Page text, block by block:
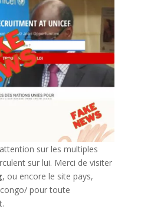
sur les multiples
sur lui. Merci de visiter
, ou encore le site pays,
pour toute